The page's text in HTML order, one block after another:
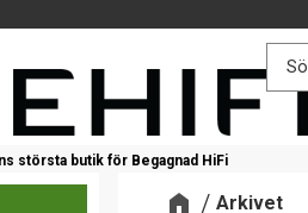
största butik för Begagnad HiFi
Arkivet